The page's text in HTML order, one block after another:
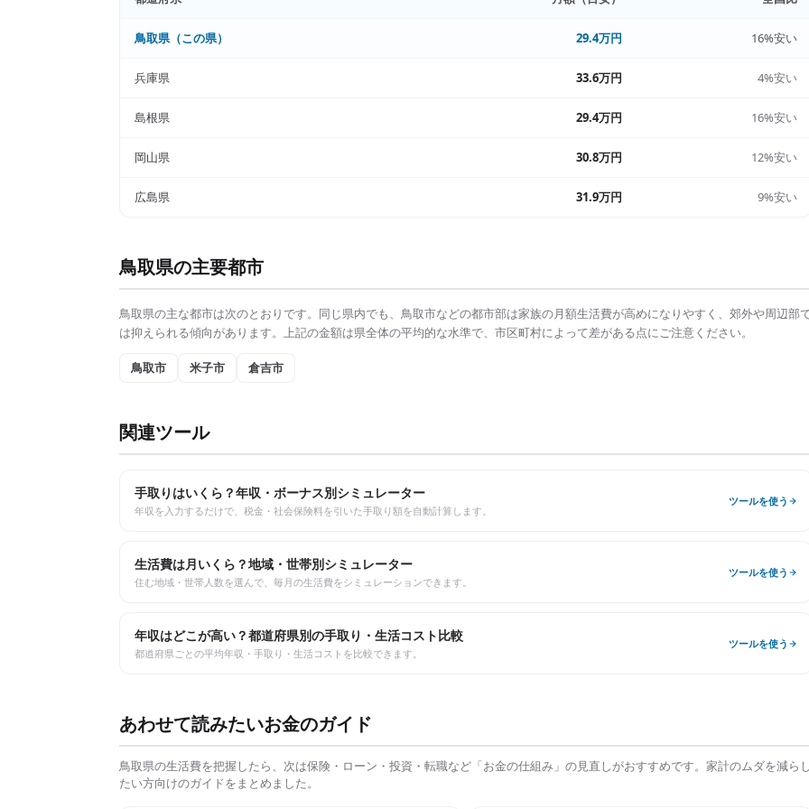
鳥取県（この県） 29.4万円 16%安い
兵庫県 33.6万円 4%安い
島根県 29.4万円 16%安い
岡山県 30.8万円 12%安い
広島県 31.9万円 9%安い
鳥取県の主要都市
鳥取県の主な都市は次のとおりです。同じ県内でも、 鳥取市などの都市部は家族の月額生活費が高めになりやすく、郊外や周辺部
は抑えられる傾向があります。上記の金額は県全体の平均的な水準で、市区町村によって差がある点にご注意ください。
鳥取市 米子市 倉吉市
関連ツール
手取りはいくら？年収・ボーナス別シミュレーター
年収を入力するだけで、税金・社会保険料を引いた手取り額を自動計算します。
ツールを使う
生活費は月いくら？地域・世帯別シミュレーター
住む地域・世帯人数を選んで、毎月の生活費をシミュレーションできます。
ツールを使う
年収はどこが高い？都道府県別の手取り・生活コスト比較
都道府県ごとの平均年収・手取り・生活コストを比較できます。
ツールを使う
あわせて読みたいお金のガイド
鳥取県の生活費を把握したら、次は保険・ローン・投資・転職など「お金の仕組み」の見直しがおすすめです。家計のムダを減ら
たい方向けのガイドをまとめました。